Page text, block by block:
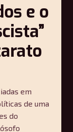
e o
em
de uma
do